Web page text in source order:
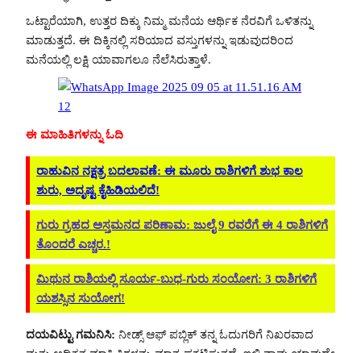
ಒಟ್ಟಾರೆಯಾಗಿ, ಉತ್ತರ ದಿಕ್ಕು ನಿಮ್ಮ ಮನೆಯ ಆರ್ಥಿಕ ನೆರವಿಗೆ ಒಳಿತನ್ನು
ಮಾಡುತ್ತದೆ. ಈ ದಿಕ್ಕಿನಲ್ಲಿ ಸರಿಯಾದ ವಸ್ತುಗಳನ್ನು ಇಡುವುದರಿಂದ
ಮನೆಯಲ್ಲಿ ಲಕ್ಷಿ ಯಾವಾಗಲೂ ನೆಲೆಸಿರುತ್ತಾಳೆ.
ಈ ಮಾಹಿತಿಗಳನ್ನು ಓದಿ
ರಾಹುವಿನ ನಕ್ಷತ್ರ ಬದಲಾವಣೆ: ಈ ಮೂರು ರಾಶಿಗಳಿಗೆ ಶುಭ ಕಾಲ
ಶುರು, ಅದೃಷ್ಟ ಕೈಹಿಡಿಯಲಿದೆ!
ಗುರು ಗ್ರಹದ ಅಸ್ತಮನದ ಪರಿಣಾಮ: ಜುಲೈ 9 ರವರೆಗೆ ಈ 4 ರಾಶಿಗಳಿಗೆ
ತೊಂದರೆ ಎಚ್ಚರ.!
ಮಿಥುನ ರಾಶಿಯಲ್ಲಿ ಸೂರ್ಯ-ಬುಧ-ಗುರು ಸಂಯೋಗ: 3 ರಾಶಿಗಳಿಗೆ
ಯಶಸ್ಸಿನ ಸುಯೋಗ!
ದಯವಿಟ್ಟು ಗಮನಿಸಿ: ನೀಡ್ಸ್ ಆಫ್ ಪಬ್ಲಿಕ್ ತನ್ನ ಓದುಗರಿಗೆ ನಿಖರವಾದ